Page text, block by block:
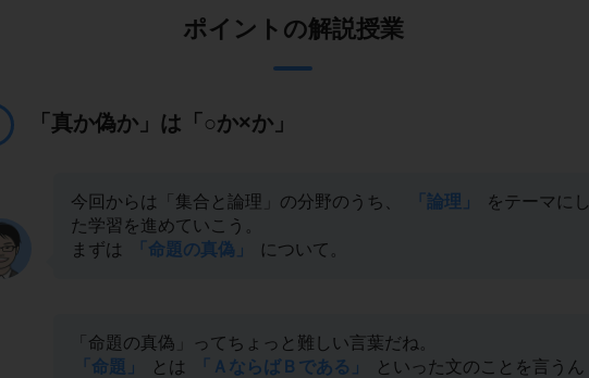
ポイントの解説授業
「真か偽か」は「○か×か」
今回からは「集合と論理」の分野のうち、 「論理」
をテーマにし
た学習を進めていこう。
まずは
「命題の真偽」 について。
「命題の真偽」ってちょっと難しい言葉だね。
「命題」
とは 「ＡならばＢである」
といった文のことを言うん